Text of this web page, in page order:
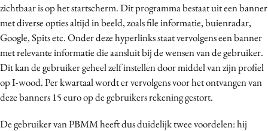
zichtbaar is op het startscherm. Dit programma bestaat uit een banner
met diverse opties altijd in beeld, zoals file informatie, buienradar,
Google, Spits etc. Onder deze hyperlinks staat vervolgens een banner
met relevante informatie die aansluit bij de wensen van de gebruiker.
Dit kan de gebruiker geheel zelf instellen door middel van zijn profiel
op I-wood. Per kwartaal wordt er vervolgens voor het ontvangen van
deze banners 15 euro op de gebruikers rekening gestort.
De gebruiker van PBMM heeft dus duidelijk twee voordelen: hij